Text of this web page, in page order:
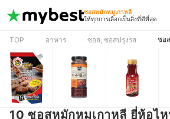
ซอสหมักหมูเกาหลี
ให้ทุกการเลือกเป็นสิ่งที่ดีที่สุด
TOP อาหาร ซอส, ซอสปรุงรส ซอ
10 ซอสหมักหมูเกาหลี ยี่ห้อไ